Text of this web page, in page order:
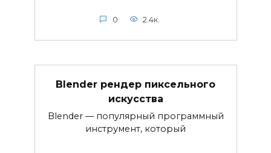
0 2.4к.
Blender рендер пиксельного
искусства
Blender — популярный программный
инструмент, который